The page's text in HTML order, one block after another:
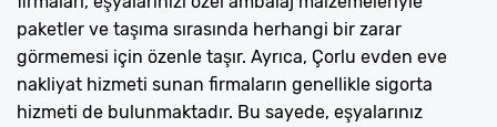
paketler ve taşıma sırasında herhangi bir zarar
görmemesi için özenle taşır. Ayrıca, Çorlu evden eve
nakliyat hizmeti sunan firmaların genellikle sigorta
hizmeti de bulunmaktadır. Bu sayede, eşyalarınız